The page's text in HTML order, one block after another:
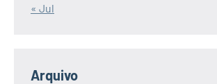
« Jul
Arquivo